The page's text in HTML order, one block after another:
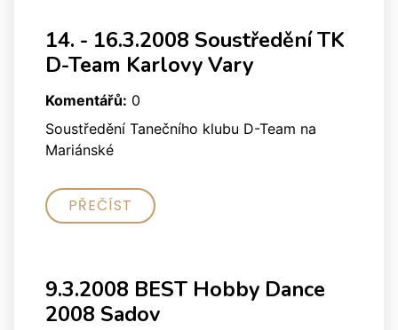
14. - 16.3.2008 Soustředění TK
D-Team Karlovy Vary
Komentářů: 0
Soustředění Tanečního klubu D-Team na
Mariánské
PŘEČÍST
9.3.2008 BEST Hobby Dance
2008 Sadov